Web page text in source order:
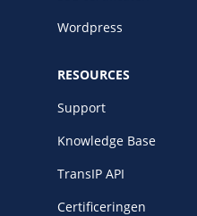
Wordpress
RESOURCES
Support
Knowledge Base
TransIP API
Certificeringen